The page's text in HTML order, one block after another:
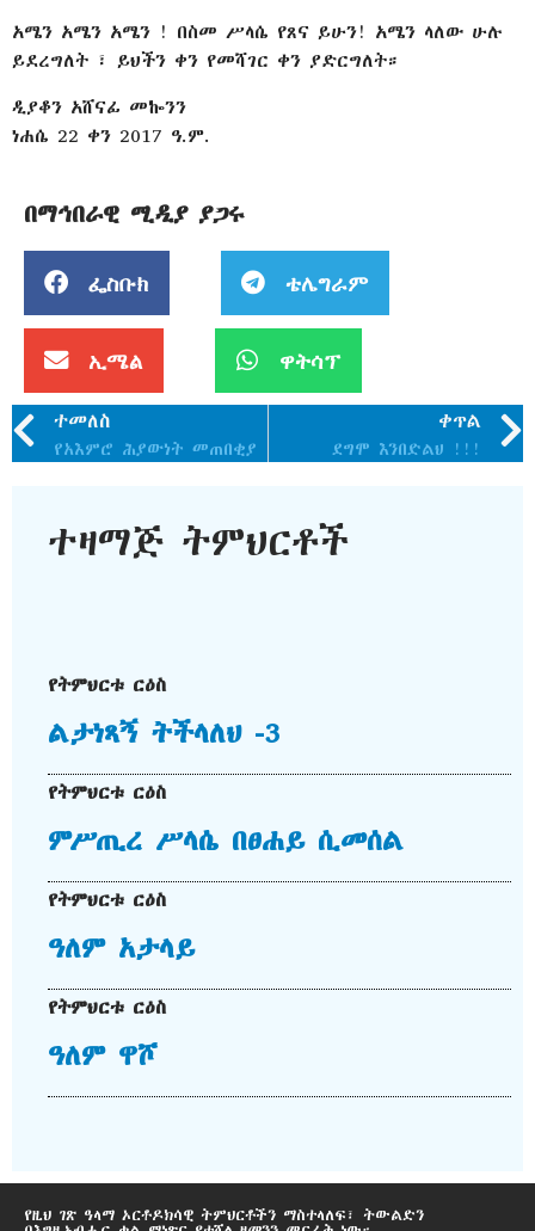
አሜን አሜን አሜን ! በስመ ሥላሴ የጸና ይሁን! አሜን ላለው ሁሉ
ይደረግለት ፣ ይህችን ቀን የመሻገር ቀን ያድርግለት።
ዲያቆን አሸናፊ መኰንን
ነሐሴ 22 ቀን 2017 ዓ.ም.
በማኅበራዊ ሚዲያ ያጋሩ
ፌስቡክ ቴሌግራም
ኢሜል ዋትሳፕ
ተመለስ
የአእምሮ ሕያውነት መጠበቂያ
ቀጥል
ደግሞ እንበድልህ !!!
ተዛማጅ ትምህርቶች
የትምህርቱ ርዕስ
ልታነጻኝ ትችላለህ -3
የትምህርቱ ርዕስ
ምሥጢረ ሥላሴ በፀሐይ ሲመሰል
የትምህርቱ ርዕስ
ዓለም አታላይ
የትምህርቱ ርዕስ
ዓለም ዋሾ
የዚህ ገጽ ዓላማ ኦርቶዶክሳዊ ትምህርቶችን ማስተላለፍ፣ ትውልድን